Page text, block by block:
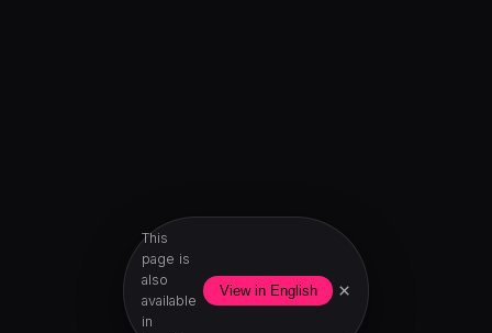
This
page is
also
available
in
View in English ×